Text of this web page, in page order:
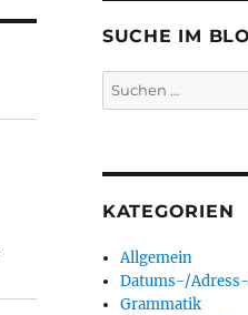
SUCHE IM
Suchen
nach:
KATEGORIEN
Allgemein
Datums-/
Grammatik